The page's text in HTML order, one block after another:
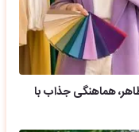
هماهنگی جذاب با